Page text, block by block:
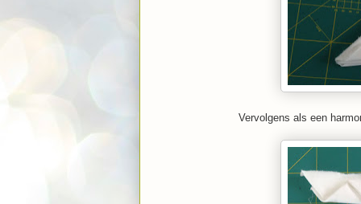
Vervolgens als een